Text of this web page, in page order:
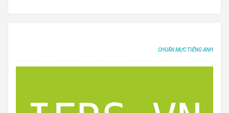
CHUẨN MỰC TIẾNG ANH